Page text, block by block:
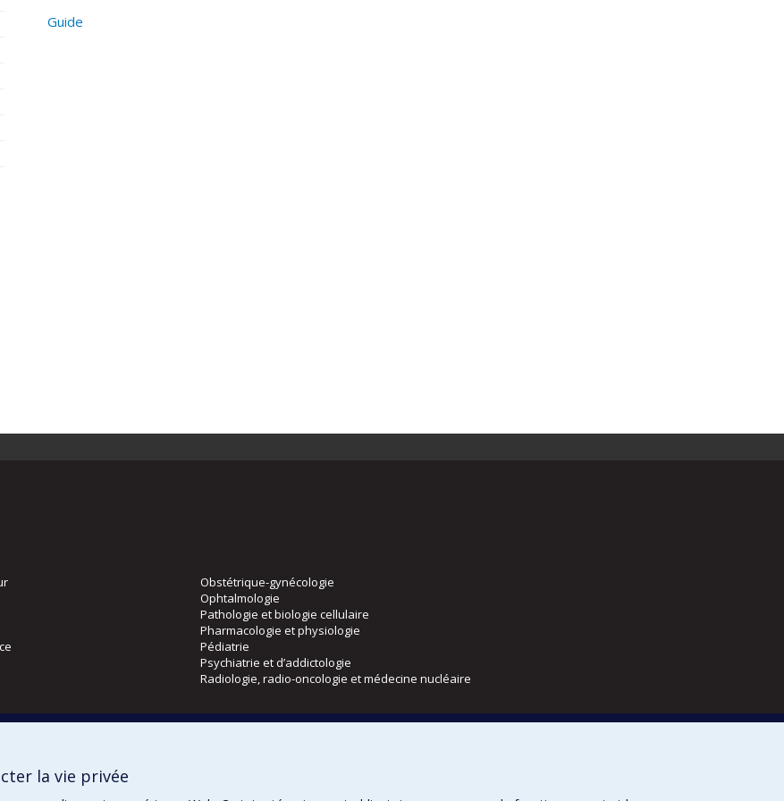
Guide
Obstétrique-gynécologie
Ophtalmologie
Pathologie et biologie cellulaire
Pharmacologie et physiologie
Pédiatrie
Psychiatrie et d’addictologie
Radiologie, radio-oncologie et médecine nucléaire
la vie privée